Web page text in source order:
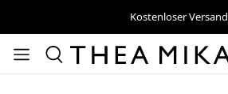
Kostenloser Versand